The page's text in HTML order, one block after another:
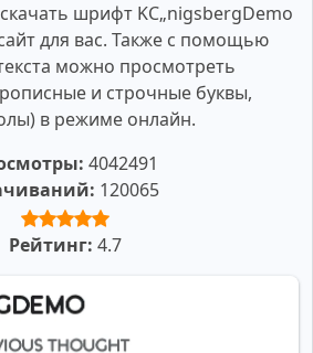
шрифт KС„nigsbergDemo
для вас. Также с помощью
можно просмотреть
и строчные буквы,
в режиме онлайн.
4042491
120065
Рейтинг: 4.7